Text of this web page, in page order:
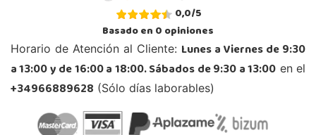
0,0/5
Basado en0opiniones
Horario de Atención al Cliente: Lunes a Viernes de 9:30
a 13:00 y de 16:00 a 18:00. Sábados de 9:30 a 13:00 en el
+34966889628 (Sólo días laborables)